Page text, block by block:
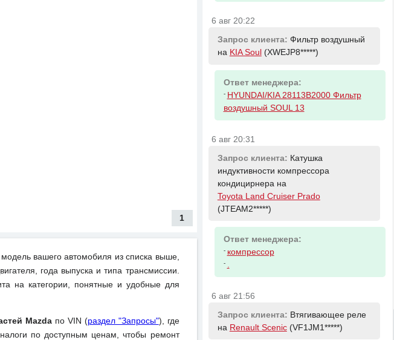
1
вашего автомобиля из списка выше,
года выпуска и типа трансмиссии.
на категории, понятные и удобные для
Mazda по VIN (раздел "Запросы"), где
по доступным ценам, чтобы ремонт
6 авг 20:22
Запрос клиента: Фильтр воздушный
на KIA Soul (XWEJP8*****)
Ответ менеджера:
- HYUNDAI/KIA 28113B2000 Фильтр
воздушный SOUL 13
6 авг 20:31
Запрос клиента: Катушка
индуктивности компрессора
кондицирнера на
Toyota Land Cruiser Prado
(JTEAM2*****)
Ответ менеджера:
- компрессор
-
6 авг 21:56
Запрос клиента: Втягивающее реле
на Renault Scenic(VF1JM1*****)